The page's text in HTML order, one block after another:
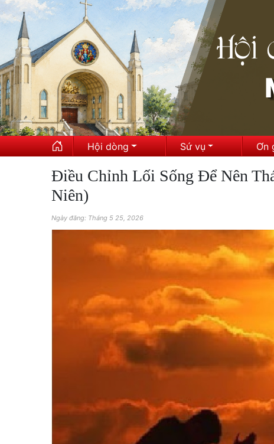
Hội dòng Sứ vụ Ơn
Điều Chỉnh Lối Sống Để Nên
Niên)
Ngày đăng: Tháng 5 25, 2026